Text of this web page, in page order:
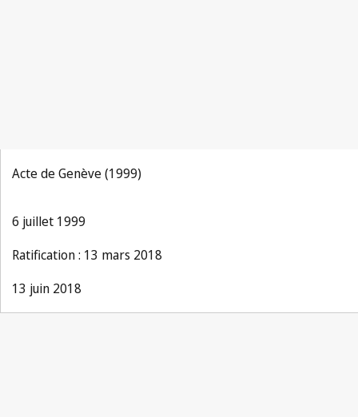
Acte de Genève (1999)
6 juillet 1999
Ratification : 13 mars 2018
13 juin 2018